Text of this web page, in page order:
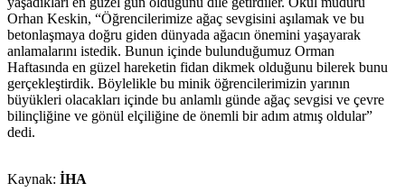
Orhan Keskin, “Öğrencilerimize ağaç sevgisini aşılamak ve bu
betonlaşmaya doğru giden dünyada ağacın önemini yaşayarak
anlamalarını istedik. Bunun içinde bulunduğumuz Orman
Haftasında en güzel hareketin fidan dikmek olduğunu bilerek bunu
gerçekleştirdik. Böylelikle bu minik öğrencilerimizin yarının
büyükleri olacakları içinde bu anlamlı günde ağaç sevgisi ve çevre
bilinçliğine ve gönül elçiliğine de önemli bir adım atmış oldular”
dedi.
Kaynak: İHA